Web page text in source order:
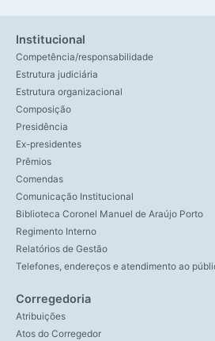
Institucional
Competência/responsabilidade
Estrutura judiciária
Estrutura organizacional
Composição
Presidência
Ex-presidentes
Prêmios
Comendas
Comunicação Institucional
Biblioteca Coronel Manuel de Araújo Porto
Regimento Interno
Relatórios de Gestão
Telefones, endereços e atendimento ao
Corregedoria
Atribuições
Atos do Corregedor